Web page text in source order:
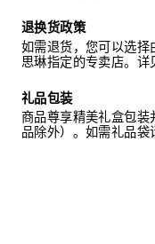
退换货政策
如需退货，您可以选
思琳指定的专卖店。详
礼品包装
商品尊享精美礼盒包
品除外）。如需礼品袋